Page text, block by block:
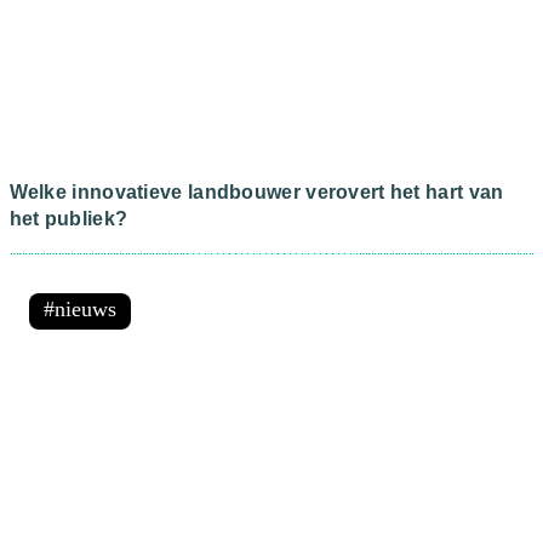
Welke innovatieve landbouwer verovert het hart van
het publiek?
nieuws